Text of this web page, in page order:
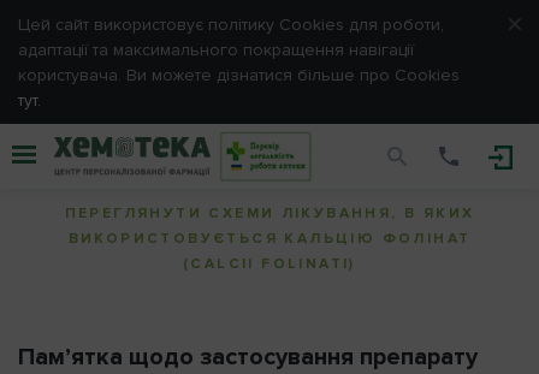
Цей сайт використовує політику Cookies для роботи,
адаптації та максимального покращення навігації
користувача. Ви можете дізнатися більше про Cookies
тут.
Кальцію фолінат (Calcii folinati)
ПЕРЕГЛЯНУТИ СХЕМИ ЛІКУВАННЯ, В ЯКИХ
ВИКОРИСТОВУЄТЬСЯ КАЛЬЦІЮ ФОЛІНАТ
(CALCII FOLINATI)
Пам’ятка щодо застосування препарату
Пароль
Запам'ятати мене